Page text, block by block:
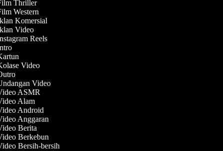
Thriller
Western
Komersial
Video
Reels
Video
Video
ASMR
Alam
Android
Anggaran
Berita
Berkebun
Bersih-bersih